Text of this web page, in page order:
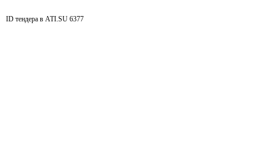
ID тендера в ATI.SU 6377